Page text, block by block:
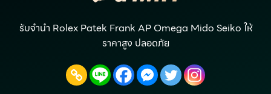
รับจำนำ Rolex Patek Frank AP Omega Mido Seiko ให้
ราคาสูง ปลอดภัย